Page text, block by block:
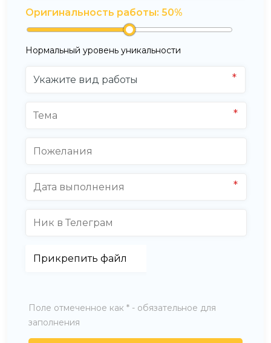
Оригинальность работы: 50%
Нормальный уровень уникальности
Поле отмеченное как * - обязательное для
заполнения